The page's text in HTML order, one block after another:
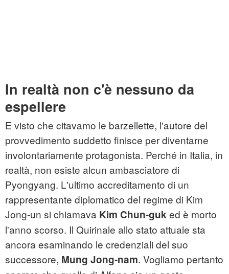
In realtà non c'è nessuno da
espellere
E visto che citavamo le barzellette, l'autore del
provvedimento suddetto finisce per diventarne
involontariamente protagonista. Perché in Italia, in
realtà, non esiste alcun ambasciatore di
Pyongyang. L'ultimo accreditamento di un
rappresentante diplomatico del regime di Kim
Jong-un si chiamava Kim Chun-guked è morto
l'anno scorso. Il Quirinale allo stato attuale sta
ancora esaminando le credenziali del suo
successore, Mung Jong-nam. Vogliamo pertanto